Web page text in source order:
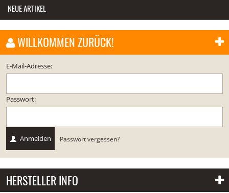
NEUE ARTIKEL
WILLKOMMEN ZURÜCK!
E-Mail-Adresse:
Passwort:
Anmelden Passwort vergessen?
HERSTELLER INFO